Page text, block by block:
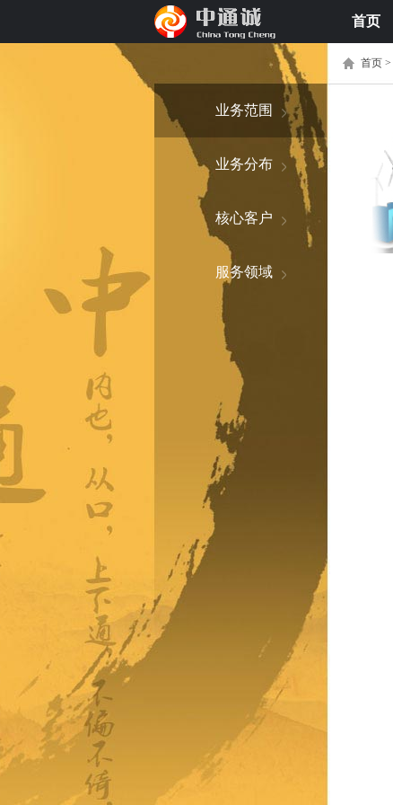
首页
首页 >
业务范围
业务分布
核心客户
服务领域